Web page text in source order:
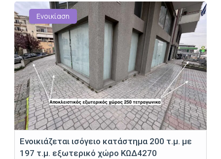
Ενοικίαση
Ενοικιάζεται ισόγειο κατάστημα 200 τ.μ. με
197 τ.μ. εξωτερικό χώρο ΚΩΔ4270